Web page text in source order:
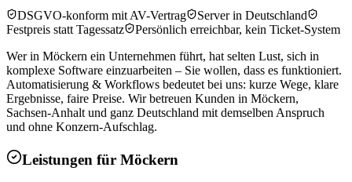
DSGVO-konform mit AV-Vertrag
Server in Deutschland
Festpreis statt Tagessatz
Persönlich erreichbar, kein Ticket-System
Wer in Möckern ein Unternehmen führt, hat selten Lust, sich in
komplexe Software einzuarbeiten – Sie wollen, dass es funktioniert.
Automatisierung & Workflows bedeutet bei uns: kurze Wege, klare
Ergebnisse, faire Preise. Wir betreuen Kunden in Möckern,
Sachsen-Anhalt und ganz Deutschland mit demselben Anspruch
und ohne Konzern-Aufschlag.
Leistungen für Möckern